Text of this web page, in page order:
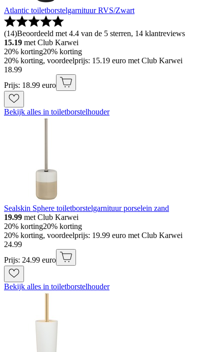
Atlantic toiletborstelgarnituur RVS/Zwart
(14)Beoordeeld met 4.4 van de 5 sterren, 14 klantreviews
15.19 met Club Karwei
20% korting20% korting
20% korting, voordeelprijs: 15.19 euro met Club Karwei
18.99
Prijs: 18.99 euro
Bekijk alles in toiletborstelhouder
Sealskin Sphere toiletborstelgarnituur porselein zand
19.99 met Club Karwei
20% korting20% korting
20% korting, voordeelprijs: 19.99 euro met Club Karwei
24.99
Prijs: 24.99 euro
Bekijk alles in toiletborstelhouder